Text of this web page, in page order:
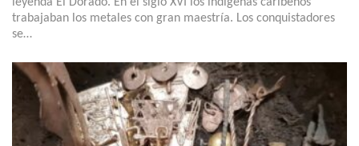
trabajaban los metales con gran maestría. Los conquistadores
se…